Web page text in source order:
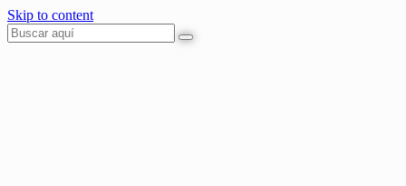
Skip to content